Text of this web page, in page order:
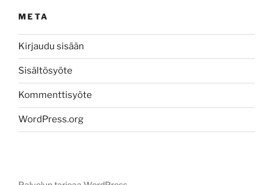
META
Kirjaudu sisään
Sisältösyöte
Kommenttisyöte
WordPress.org